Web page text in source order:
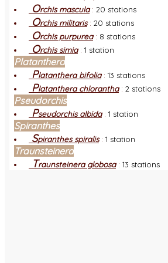
Orchis mascula: 20 stations
Orchis militaris: 20 stations
Orchis purpurea: 8 stations
Orchis simia: 1 station
Platanthera
Platanthera bifolia: 13 stations
Platanthera chlorantha: 2 stations
Pseudorchis
Pseudorchis albida: 1 station
Spiranthes
Spiranthes spiralis: 1 station
Traunsteinera
Traunsteinera globosa: 13 stations